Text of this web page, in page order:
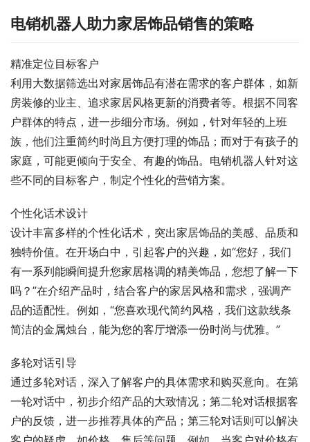
电销机器人助力家居饰品销售的策略
精准定位目标客户
利用大数据筛选出对家居饰品有潜在需求的客户群体，如新
房装修的业主、追求家居风格更新的消费者等。根据不同客
户群体的特点，进一步细分市场。例如，针对年轻的上班
族，他们注重简约时尚且方便打理的饰品；而对于有孩子的
家庭，可能更倾向于安全、有趣的饰品。电销机器人针对这
些不同的目标客户，制定个性化的营销方案。
个性化话术设计
设计丰富多样的个性化话术，突出家居饰品的美感、品质和
独特价值。在开场白中，引起客户的兴趣，如“您好，我们
有一系列能瞬间提升您家居格调的精美饰品，您想了解一下
吗？”在介绍产品时，结合客户的家居风格和需求，强调产
品的适配性。例如，“您喜欢现代简约风格，我们这款线条
简洁的金属烛台，能为您的客厅增添一份时尚与优雅。”
多轮对话引导
通过多轮对话，深入了解客户的具体需求和购买意向。在第
一轮对话中，初步介绍产品的大致情况；第二轮对话根据客
户的反馈，进一步推荐具体的产品；第三轮对话则可以解决